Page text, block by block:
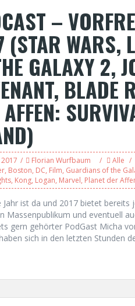
–
(STAR WARS,
GALAXY 2,
BLADE
Florian Wurfbaum Alle
, Boston, DC, Film, Guardians of the
, Kong, Logan, Marvel, Planet der
Jahr ist da und 2017 bietet
Massenpublikum und eventuell
gern gehörter PodGast Micha
sich in den letzten Stunden